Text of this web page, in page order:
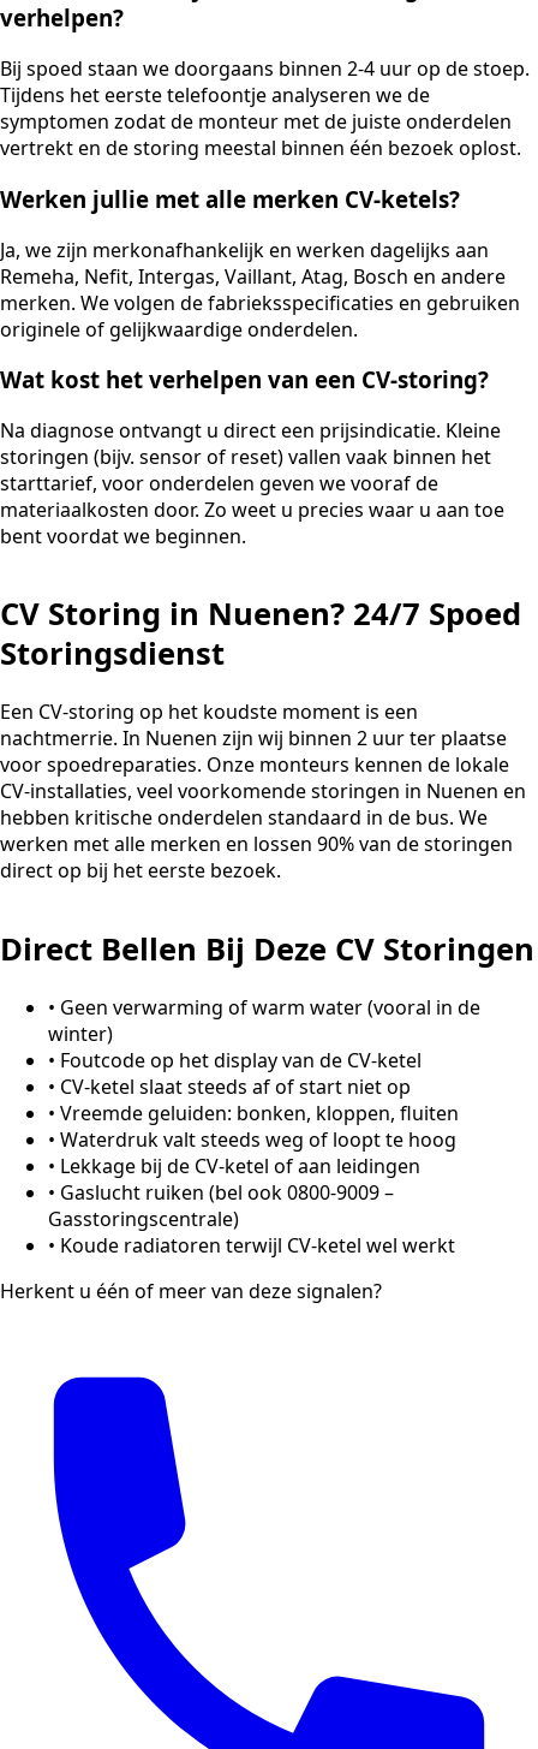
verhelpen?
Bij spoed staan we doorgaans binnen 2-4 uur op de stoep.
Tijdens het eerste telefoontje analyseren we de
symptomen zodat de monteur met de juiste onderdelen
vertrekt en de storing meestal binnen één bezoek oplost.
Werken jullie met alle merken CV-ketels?
Ja, we zijn merkonafhankelijk en werken dagelijks aan
Remeha, Nefit, Intergas, Vaillant, Atag, Bosch en andere
merken. We volgen de fabrieksspecificaties en gebruiken
originele of gelijkwaardige onderdelen.
Wat kost het verhelpen van een CV-storing?
Na diagnose ontvangt u direct een prijsindicatie. Kleine
storingen (bijv. sensor of reset) vallen vaak binnen het
starttarief, voor onderdelen geven we vooraf de
materiaalkosten door. Zo weet u precies waar u aan toe
bent voordat we beginnen.
CV Storing in Nuenen? 24/7 Spoed
Storingsdienst
Een CV-storing op het koudste moment is een
nachtmerrie. In Nuenen zijn wij binnen 2 uur ter plaatse
voor spoedreparaties. Onze monteurs kennen de lokale
CV-installaties, veel voorkomende storingen in Nuenen en
hebben kritische onderdelen standaard in de bus. We
werken met alle merken en lossen 90% van de storingen
direct op bij het eerste bezoek.
Direct Bellen Bij Deze CV Storingen
• Geen verwarming of warm water (vooral in de
winter)
• Foutcode op het display van de CV-ketel
• CV-ketel slaat steeds af of start niet op
• Vreemde geluiden: bonken, kloppen, fluiten
• Waterdruk valt steeds weg of loopt te hoog
• Lekkage bij de CV-ketel of aan leidingen
• Gaslucht ruiken (bel ook 0800-9009 –
Gasstoringscentrale)
• Koude radiatoren terwijl CV-ketel wel werkt
Herkent u één of meer van deze signalen?